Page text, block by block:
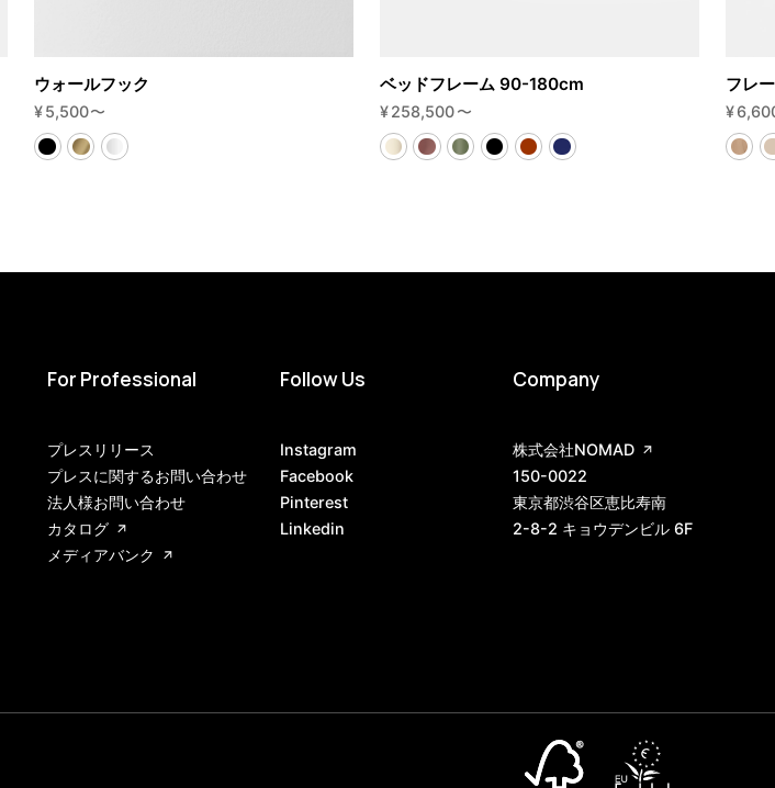
ウォールフック
¥5,500〜
ベッドフレーム 90-180cm
¥258,500〜
フレ
¥
For Professional
プレスリリース
プレスに関するお問い合わせ
法人様お問い合わせ
カタログ
メディアバンク
Follow Us
Instagram
Facebook
Pinterest
Linkedin
Company
株式会社NOMAD
150-0022
東京都渋谷区恵比寿南
2-8-2 キョウデンビル 6F